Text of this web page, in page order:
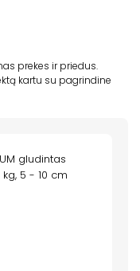
prekes ir priedus.
kartu su pagrindine
gludintas
5 - 10 cm